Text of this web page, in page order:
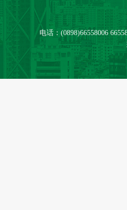
电话：(0898)66558006